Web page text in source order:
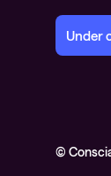
Under
©